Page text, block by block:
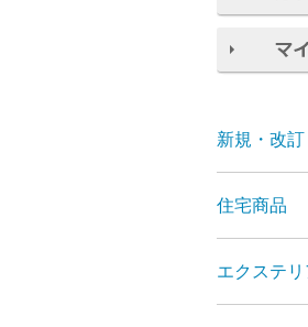
新規・改訂
住宅商品
エクステ